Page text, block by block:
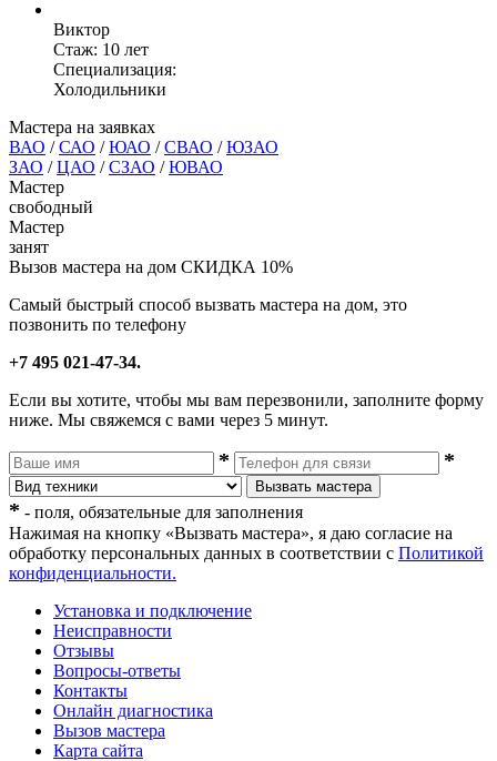
Виктор
Стаж: 10 лет
Специализация:
Холодильники
Мастера на заявках
ВАО / САО / ЮАО / СВАО / ЮЗАО
ЗАО / ЦАО / СЗАО / ЮВАО
Мастер
свободный
Мастер
занят
Вызов мастера на дом СКИДКА 10%
Самый быстрый способ вызвать мастера на дом, это
позвонить по телефону
+7 495 021-47-34.
Если вы хотите, чтобы мы вам перезвонили, заполните форму
ниже. Мы свяжемся с вами через 5 минут.
* *
Вызвать мастера
* - поля, обязательные для заполнения
Нажимая на кнопку «Вызвать мастера», я даю согласие на
обработку персональных данных в соответствии с Политикой
конфиденциальности.
Установка и подключение
Неисправности
Отзывы
Вопросы-ответы
Контакты
Онлайн диагностика
Вызов мастера
Карта сайта